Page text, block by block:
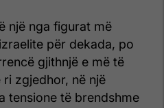
një nga figurat më
për dekada, po
gjithnjë e më të
zgjedhor, në një
tensione të brendshme